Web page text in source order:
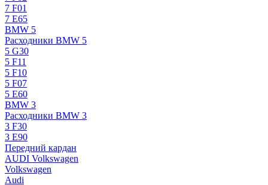
7 F01
7 E65
BMW 5
Расходники BMW 5
5 G30
5 F11
5 F10
5 F07
5 E60
BMW 3
Расходники BMW 3
3 F30
3 E90
Передний кардан
AUDI Volkswagen
Volkswagen
Audi